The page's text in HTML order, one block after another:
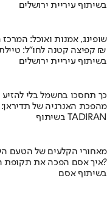
בשיתוף עיריית ירושלים
שופינג, אמנות ואוכל:
קפיצה קטנה לחו"ל: טיילת חדשה, מיצגי אמנות, וכיכרות משופצות בהשקעה של 100 מיליון ₪
בשיתוף עיריית ירושלים
כך תחסכו בחשמל בלי להזיע
מהפכת האנרגיה של
בשיתוף TADIRAN
מאחורי הקלעים של הטעם
איך אסם הפכה את תקופת הצנע והמחסור הקשה של שנות ה-40 למותג לאומי?
בשיתוף אסם